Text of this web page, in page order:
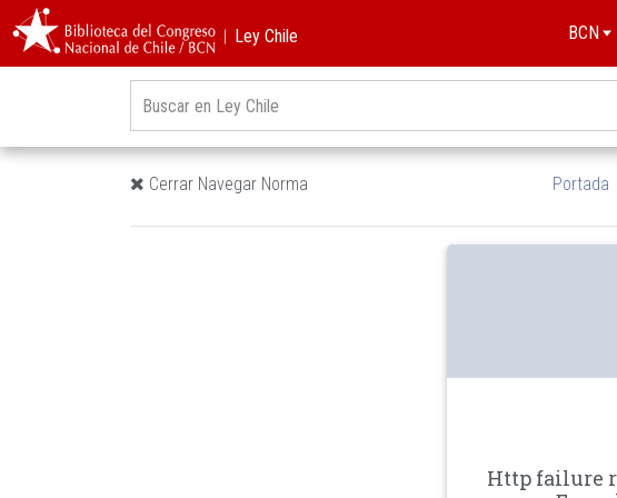
︱Ley Chile BCN
Cerrar Navegar Norma Portada
Http failure